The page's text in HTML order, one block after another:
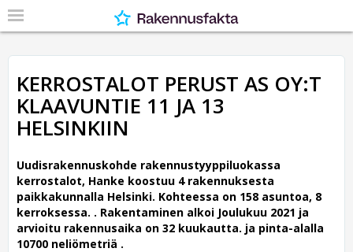
KERROSTALOT PERUST AS OY:T
KLAAVUNTIE 11 JA 13
HELSINKIIN
Uudisrakennuskohde rakennustyyppiluokassa
kerrostalot, Hanke koostuu 4 rakennuksesta
paikkakunnalla Helsinki. Kohteessa on 158 asuntoa, 8
kerroksessa. . Rakentaminen alkoi Joulukuu 2021 ja
arvioitu rakennusaika on 32 kuukautta. ja pinta-alalla
10700 neliömetriä .